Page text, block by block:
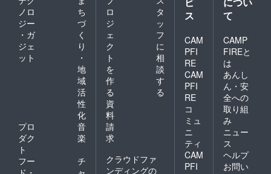
ノロ
ジー
・ガ
ジェ
ット
ち
づ
く
り
・
地
域
活
性
化
プロ
ダク
ト
音
楽
フー
チ
ロ
ジ
ェ
ク
ト
を
作
る
タ
ッ
フ
に
相
談
す
る
資
料
請
求
クラウドファ
ンディングの
ス
CAM
PFI
RE
CAM
PFI
RE
コ
ミュ
ニ
ティ
CAM
PFI
て
CAMP
FIREと
は
あんし
ん・安
全への
取り組
み
ニュー
ス
ヘルプ
お問い